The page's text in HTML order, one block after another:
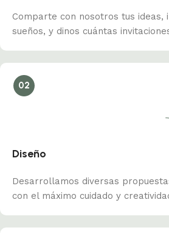
Comparte con nosotros tus ideas,
sueños, y dinos cuántas
02
Diseño
Desarrollamos diversas
con el máximo cuidado y